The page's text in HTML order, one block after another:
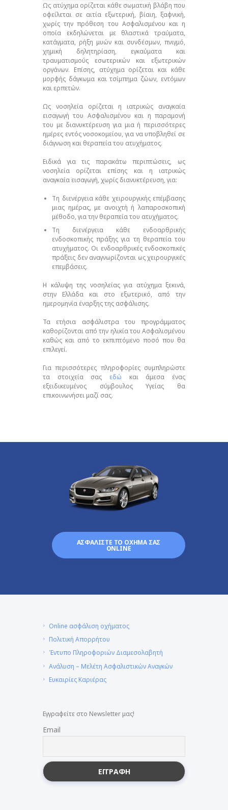
Ως ατύχημα ορίζεται κάθε σωματική βλάβη που
οφείλεται σε αιτία εξωτερική, βίαιη, ξαφνική,
χωρίς την πρόθεση του Ασφαλισμένου και η
οποία εκδηλώνεται με θλαστικά τραύματα,
κατάγματα, ρήξη μυών και συνδέσμων, πνιγμό,
χημική δηλητηρίαση, εγκαύματα και
τραυματισμούς εσωτερικών και εξωτερικών
οργάνων. Επίσης, ατύχημα ορίζεται και κάθε
μορφής δάγκωμα και τσίμπημα ζώων, εντόμων
και ερπετών.
Ως νοσηλεία ορίζεται η ιατρικώς αναγκαία
εισαγωγή του Ασφαλισμένου και η παραμονή
του με διανυκτέρευση για μια ή περισσότερες
ημέρες εντός νοσοκομείου, για να υποβληθεί σε
διάγνωση και θεραπεία του ατυχήματος.
Ειδικά για τις παρακάτω περιπτώσεις, ως
νοσηλεία ορίζεται επίσης και η ιατρικώς
αναγκαία εισαγωγή, χωρίς διανυκτέρευση, για:
Τη διενέργεια κάθε χειρουργικής επέμβασης
μιας ημέρας, με ανοιχτή ή λαπαροσκοπική
μέθοδο, για την θεραπεία του ατυχήματος.
Τη διενέργεια κάθε ενδοαρθρικής
ενδοσκοπικής πράξης για τη θεραπεία του
ατυχήματος. Οι ενδοαρθρικές ενδοσκοπικές
πράξεις δεν αναγνωρίζονται ως χειρουργικές
επεμβάσεις.
Η κάλυψη της νοσηλείας για ατύχημα ξεκινά,
στην Ελλάδα και στο εξωτερικό, από την
ημερομηνία έναρξης της ασφάλισης.
Τα ετήσια ασφάλιστρα του προγράμματος
καθορίζονται από την ηλικία του Ασφαλισμένου
καθώς και από το εκπιπτόμενο ποσό που θα
επιλεγεί.
Για περισσότερες πληροφορίες συμπληρώστε
τα στοιχεία σας εδώ και άμεσα ένας
εξειδικευμένος σύμβουλος Υγείας θα
επικοινωνήσει μαζί σας.
ΑΣΦΑΛΙΣΤΕ ΤΟ ΟΧΗΜΑ ΣΑΣ
ONLINE
Online ασφάλιση οχήματος
Πολιτική Απορρήτου
Έντυπο Πληροφοριών Διαμεσολαβητή
Ανάλυση – Μελέτη Ασφαλιστικών Αναγκών
Ευκαιρίες Καριέρας
Εγγραφείτε στο Newsletter μας!
Email